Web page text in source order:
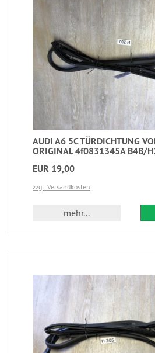
AUDI A6 5C TÜRDICHTUNG
ORIGINAL 4f0831345A B4B/
EUR 19,00
zzgl. Versandkosten
mehr...